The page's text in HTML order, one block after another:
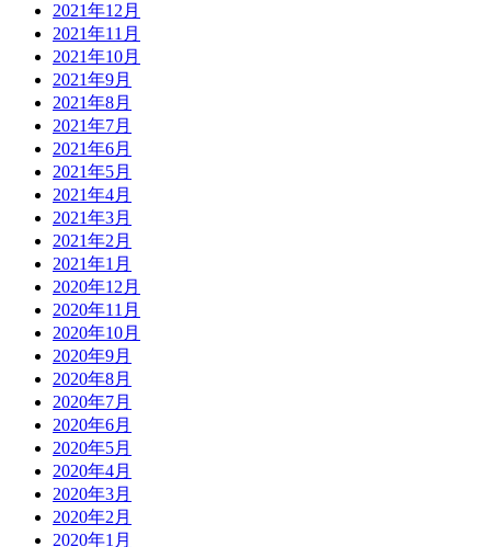
2021年12月
2021年11月
2021年10月
2021年9月
2021年8月
2021年7月
2021年6月
2021年5月
2021年4月
2021年3月
2021年2月
2021年1月
2020年12月
2020年11月
2020年10月
2020年9月
2020年8月
2020年7月
2020年6月
2020年5月
2020年4月
2020年3月
2020年2月
2020年1月